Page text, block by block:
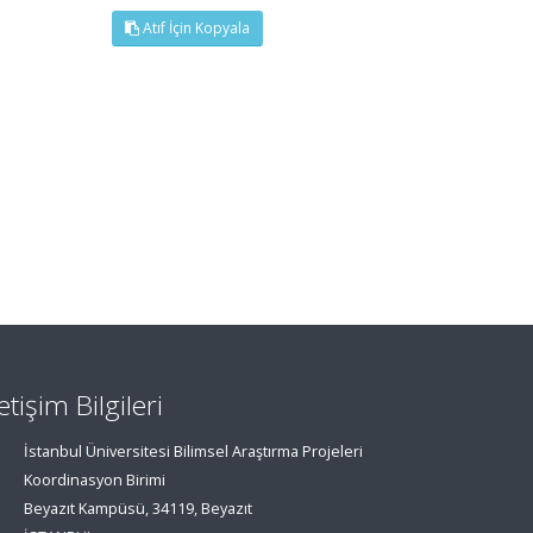
Atıf İçin Kopyala
Bilgileri
İstanbul Üniversitesi Bilimsel Araştırma Projeleri
Koordinasyon Birimi
Beyazıt Kampüsü, 34119, Beyazıt